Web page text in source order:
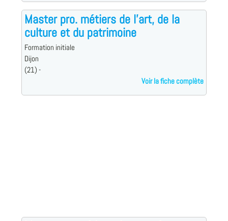
Master pro. métiers de l'art, de la
culture et du patrimoine
Formation initiale
Dijon
(21) -
Voir la fiche complète